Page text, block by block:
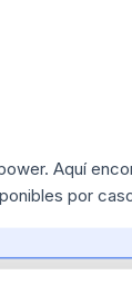
Aquí
por